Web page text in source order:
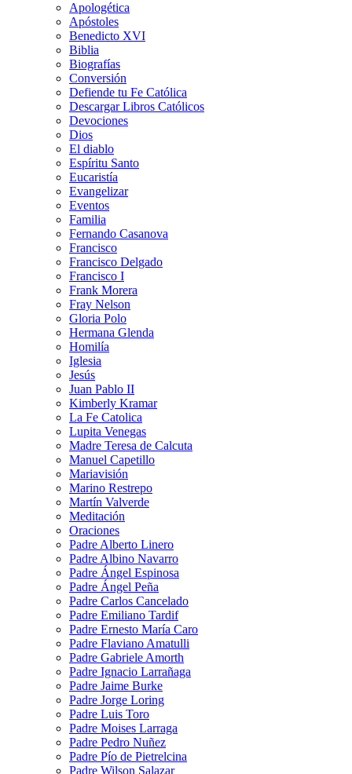
Apologética
Apóstoles
Benedicto XVI
Biblia
Biografías
Conversión
Defiende tu Fe Católica
Descargar Libros Católicos
Devociones
Dios
El diablo
Espíritu Santo
Eucaristía
Evangelizar
Eventos
Familia
Fernando Casanova
Francisco
Francisco Delgado
Francisco I
Frank Morera
Fray Nelson
Gloria Polo
Hermana Glenda
Homilía
Iglesia
Jesús
Juan Pablo II
Kimberly Kramar
La Fe Catolica
Lupita Venegas
Madre Teresa de Calcuta
Manuel Capetillo
Mariavisión
Marino Restrepo
Martín Valverde
Meditación
Oraciones
Padre Alberto Linero
Padre Albino Navarro
Padre Ángel Espinosa
Padre Ángel Peña
Padre Carlos Cancelado
Padre Emiliano Tardif
Padre Ernesto María Caro
Padre Flaviano Amatulli
Padre Gabriele Amorth
Padre Ignacio Larrañaga
Padre Jaime Burke
Padre Jorge Loring
Padre Luis Toro
Padre Moises Larraga
Padre Pedro Nuñez
Padre Pío de Pietrelcina
Padre Wilson Salazar